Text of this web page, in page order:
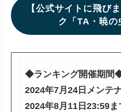
【公式サイトに飛び
ク「TA・暁の
◆ランキング開催期間
2024年7月24日メンテ
2024年8月11日23:59ま